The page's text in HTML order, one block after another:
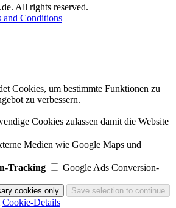
All rights reserved.
and Conditions
Cookies, um bestimmte Funktionen zu
zu verbessern.
Cookies zulassen damit die Website
Medien wie Google Maps und
Tracking
Google Ads Conversion-
Cookie-Details